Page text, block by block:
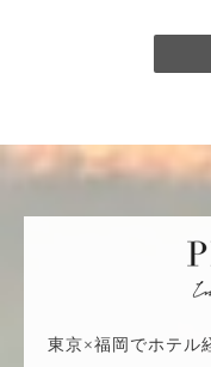
東京×福岡でホテル